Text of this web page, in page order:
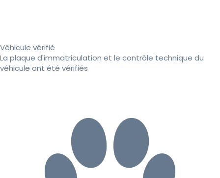
Véhicule vérifié
La plaque d'immatriculation et le contrôle technique du
véhicule ont été vérifiés